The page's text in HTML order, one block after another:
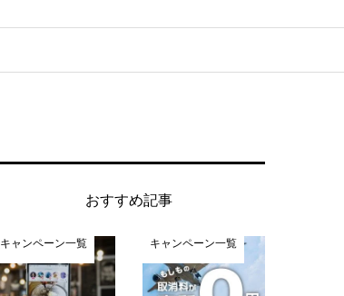
おすすめ記事
キャンペーン一覧 キャンペーン一覧